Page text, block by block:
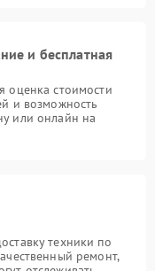
и бесплатная
оценка стоимости
и возможность
или онлайн на
техники по
ремонт,